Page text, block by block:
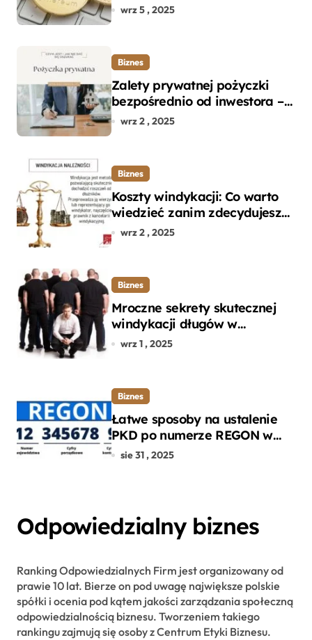
początkujących w zakupie
wrz 5 , 2025
Biznes
Zalety prywatnej pożyczki
bezpośrednio od inwestora –
dlaczego warto?
wrz 2 , 2025
Biznes
Koszty windykacji: Co warto
wiedzieć zanim zdecydujesz
się na odzyskanie długu?
wrz 2 , 2025
Biznes
Mroczne sekrety skutecznej
windykacji długów w
departamencie windykacji
wrz 1 , 2025
Biznes
Łatwe sposoby na ustalenie
PKD po numerze REGON w
kilku prostych krokach
sie 31 , 2025
Odpowiedzialny biznes
Ranking Odpowiedzialnych Firm jest organizowany od
prawie 10 lat. Bierze on pod uwagę największe polskie
spółki i ocenia pod kątem jakości zarządzania społeczną
odpowiedzialnością biznesu. Tworzeniem takiego
rankingu zajmują się osoby z Centrum Etyki Biznesu.